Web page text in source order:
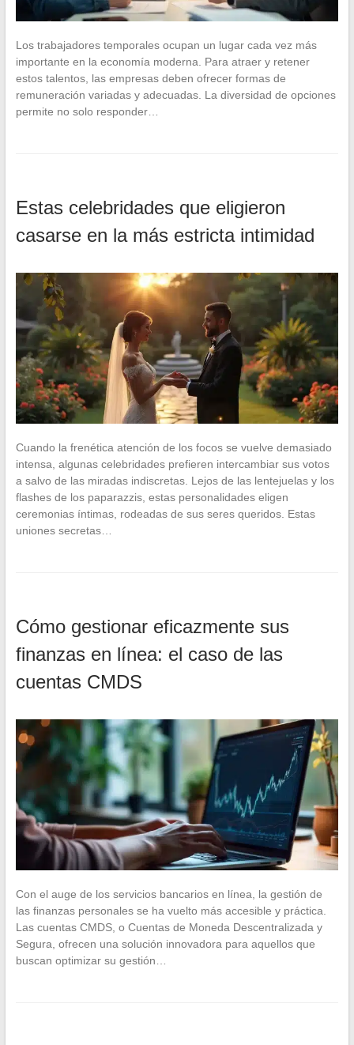
Los trabajadores temporales ocupan un lugar cada vez más
importante en la economía moderna. Para atraer y retener
estos talentos, las empresas deben ofrecer formas de
remuneración variadas y adecuadas. La diversidad de opciones
permite no solo responder…
Estas celebridades que eligieron
casarse en la más estricta intimidad
Cuando la frenética atención de los focos se vuelve demasiado
intensa, algunas celebridades prefieren intercambiar sus votos
a salvo de las miradas indiscretas. Lejos de las lentejuelas y los
flashes de los paparazzis, estas personalidades eligen
ceremonias íntimas, rodeadas de sus seres queridos. Estas
uniones secretas…
Cómo gestionar eficazmente sus
finanzas en línea: el caso de las
cuentas CMDS
Con el auge de los servicios bancarios en línea, la gestión de
las finanzas personales se ha vuelto más accesible y práctica.
Las cuentas CMDS, o Cuentas de Moneda Descentralizada y
Segura, ofrecen una solución innovadora para aquellos que
buscan optimizar su gestión…